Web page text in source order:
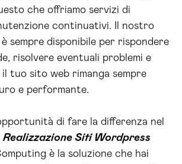
che offriamo servizi di
continuativi. Il nostro
sempre disponibile per rispondere
risolvere eventuali problemi e
tuo sito web rimanga sempre
e performante.
di fare la differenza nel
Realizzazione Siti Wordpress
è la soluzione che hai